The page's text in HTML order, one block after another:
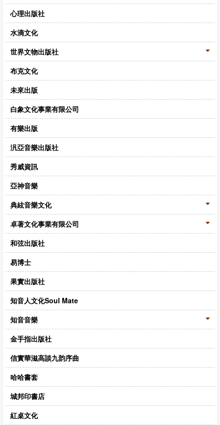
心理出版社
水滴文化
世界文物出版社
布克文化
未來出版
白象文化事業有限公司
有樂出版
汎亞音樂出版社
秀威資訊
亞神音樂
典絃音樂文化
卓著文化事業有限公司
和弦出版社
易博士
果實出版社
知音人文化Soul Mate
知音音樂
金手指出版社
信實華滋高談九韵序曲
哈哈書套
城邦印書店
紅桌文化